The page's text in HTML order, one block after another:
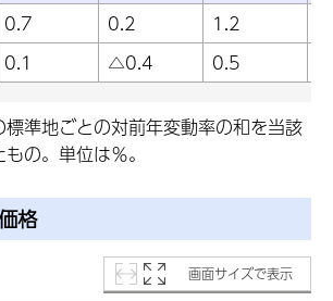
0.7 0.2 1.2
0.1 △0.4 0.5
準地ごとの対前年変動率の和を当該
の。単位は％。
格
画面サイズで表示